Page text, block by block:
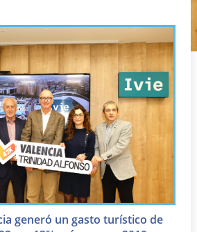
generó un gasto turístico de